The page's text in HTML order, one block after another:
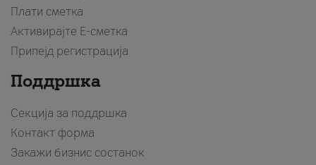
Плати сметка
Активирајте Е-сметка
Припејд регистрација
Поддршка
Секција за поддршка
Контакт форма
Закажи бизнис состанок